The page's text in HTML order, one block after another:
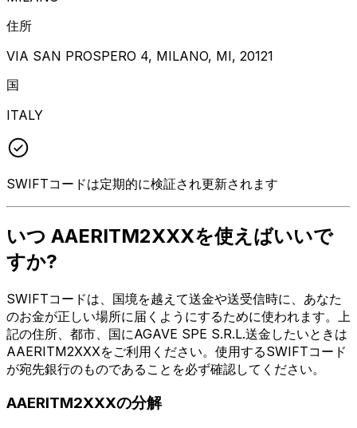
住所
VIA SAN PROSPERO 4, MILANO, MI, 20121
国
ITALY
SWIFTコードは定期的に検証され更新されます
いつ AAERITM2XXXを使えばいいで
すか?
SWIFTコードは、国境を越えて送金や送受信時に、あなた
のお金が正しい場所に届くようにするために使われます。上
記の住所、都市、国にAGAVE SPE S.R.L.送金したいときは
AAERITM2XXXをご利用ください。使用するSWIFTコード
が宛先銀行のものであることを必ず確認してください。
AAERITM2XXXの分解